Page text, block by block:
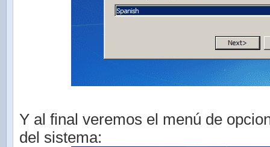
Y al final veremos el menú de
del sistema: